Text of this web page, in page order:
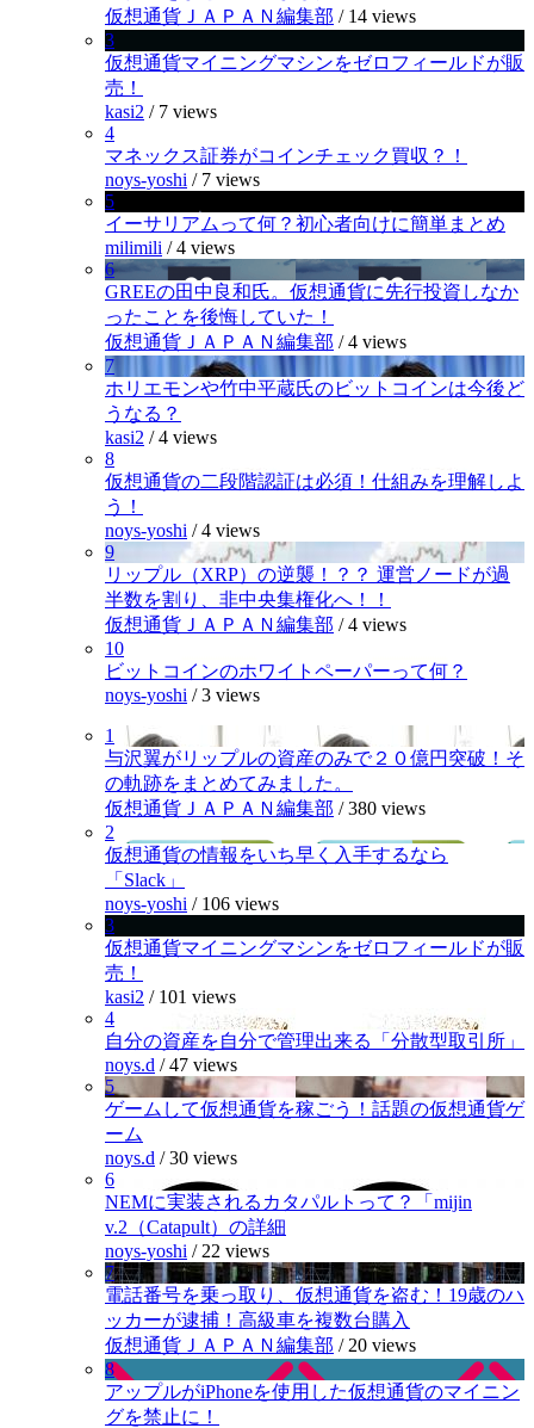
仮想通貨ＪＡＰＡＮ編集部 / 14 views
3
仮想通貨マイニングマシンをゼロフィールドが販
売！
kasi2 / 7 views
4
マネックス証券がコインチェック買収？！
noys-yoshi / 7 views
5
イーサリアムって何？初心者向けに簡単まとめ
milimili /4 views
6
GREEの田中良和氏。仮想通貨に先行投資しなか
ったことを後悔していた！
仮想通貨ＪＡＰＡＮ編集部 /4 views
7
ホリエモンや竹中平蔵氏のビットコインは今後ど
うなる？
kasi2 /4 views
8
仮想通貨の二段階認証は必須！仕組みを理解しよ
う！
noys-yoshi /4 views
9
リップル（XRP）の逆襲！？？ 運営ノードが過
半数を割り、非中央集権化へ！！
仮想通貨ＪＡＰＡＮ編集部 /4 views
10
ビットコインのホワイトペーパーって何？
noys-yoshi /3 views
1
与沢翼がリップルの資産のみで２０億円突破！そ
の軌跡をまとめてみました。
仮想通貨ＪＡＰＡＮ編集部 /380 views
2
仮想通貨の情報をいち早く入手するなら
「Slack」
noys-yoshi / 106 views
3
仮想通貨マイニングマシンをゼロフィールドが販
売！
kasi2 / 101 views
4
自分の資産を自分で管理出来る「分散型取引所」
noys.d /47 views
5
ゲームして仮想通貨を稼ごう！話題の仮想通貨ゲ
ーム
noys.d /30 views
6
NEMに実装されるカタパルトって？「mijin
v.2（Catapult）の詳細
noys-yoshi / 22 views
7
電話番号を乗っ取り、仮想通貨を盗む！19歳のハ
ッカーが逮捕！高級車を複数台購入
仮想通貨ＪＡＰＡＮ編集部 / 20 views
8
アップルがiPhoneを使用した仮想通貨のマイニン
グを禁止に！